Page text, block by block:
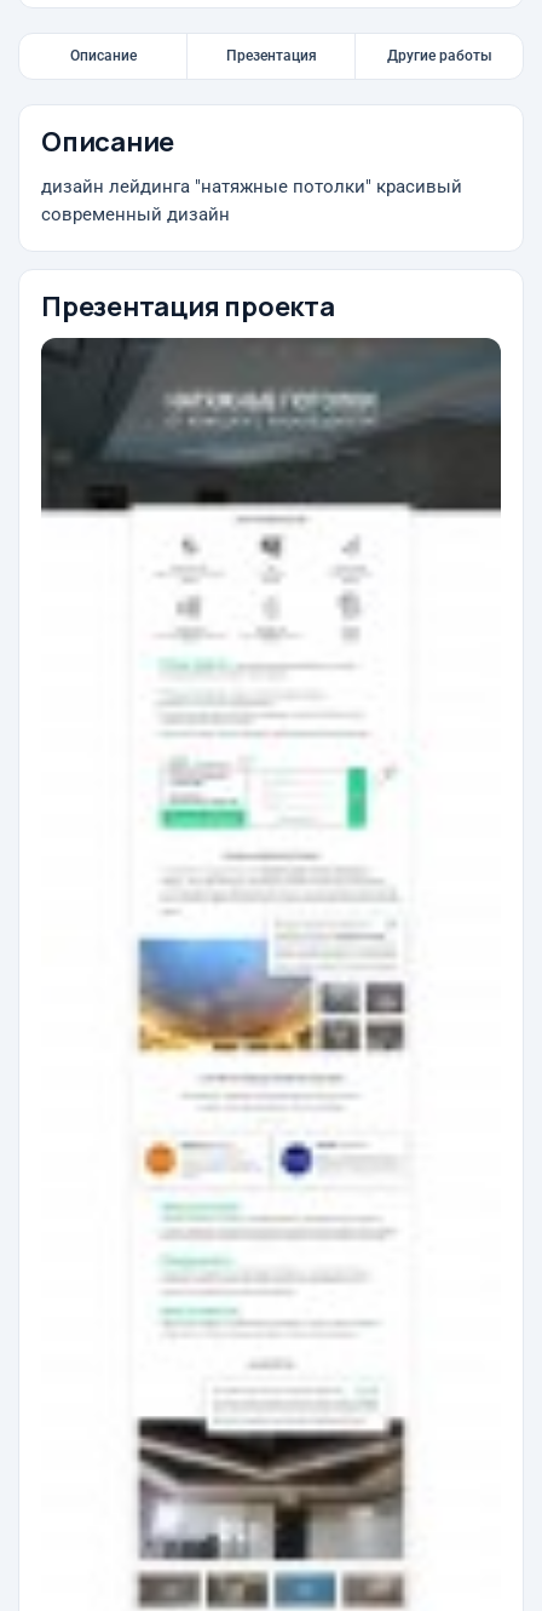
Описание Презентация Другие работы
Описание
дизайн лейдинга "натяжные потолки" красивый
современный дизайн
Презентация проекта